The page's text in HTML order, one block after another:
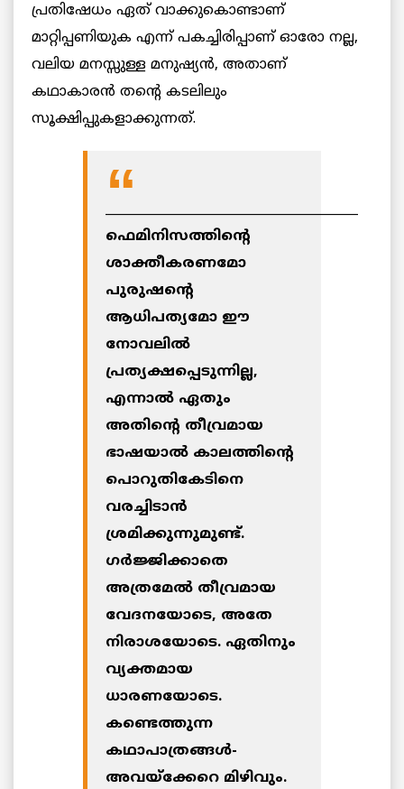
പ്രതിഷേധം ഏത് വാക്കുകൊണ്ടാണ്
മാറ്റിപ്പണിയുക എന്ന് പകച്ചിരിപ്പാണ് ഓരോ നല്ല,
വലിയ മനസ്സുള്ള മനുഷ്യന്‍, അതാണ്
കഥാകാരന്‍ തന്റെ കടലിലും
സൂക്ഷിപ്പുകളാക്കുന്നത്.
________________________________________
ഫെമിനിസത്തിന്റെ
ശാക്തീകരണമോ
പുരുഷന്റെ
ആധിപത്യമോ ഈ
നോവലില്‍
പ്രത്യക്ഷപ്പെടുന്നില്ല,
എന്നാല്‍ ഏതും
അതിന്റെ തീവ്രമായ
ഭാഷയാല്‍ കാലത്തിന്റെ
പൊറുതികേടിനെ
വരച്ചിടാന്‍
ശ്രമിക്കുന്നുമുണ്ട്.
ഗര്‍ജ്ജിക്കാതെ
അത്രമേല്‍ തീവ്രമായ
വേദനയോടെ, അതേ
നിരാശയോടെ. ഏതിനും
വ്യക്തമായ
ധാരണയോടെ.
കണ്ടെത്തുന്ന
കഥാപാത്രങ്ങള്‍-
അവയ്‌ക്കേറെ മിഴിവും.